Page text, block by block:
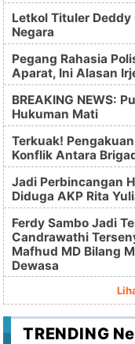
Letkol Tituler Deddy
Negara
Pegang Rahasia
Aparat, Ini Alasan
BREAKING NEWS:
Hukuman Mati
Terkuak!
Konflik Antara
Jadi Perbincangan
Diduga AKP Rita
Ferdy Sambo Jadi
Candrawathi
Mafhud MD Bilang
Dewasa
TRENDING